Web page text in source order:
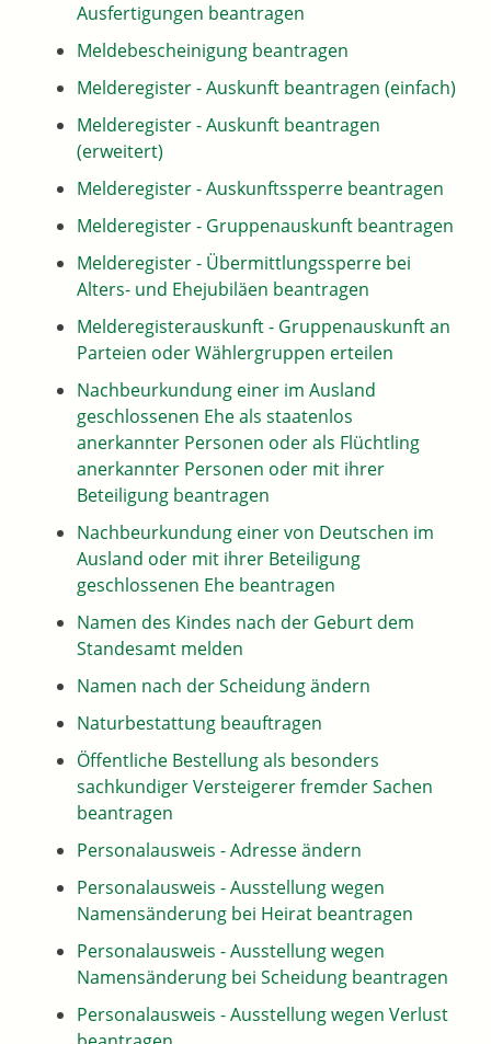
Ausfertigungen beantragen
Meldebescheinigung beantragen
Melderegister - Auskunft beantragen (einfach)
Melderegister - Auskunft beantragen
(erweitert)
Melderegister - Auskunftssperre beantragen
Melderegister - Gruppenauskunft beantragen
Melderegister - Übermittlungssperre bei
Alters- und Ehejubiläen beantragen
Melderegisterauskunft - Gruppenauskunft an
Parteien oder Wählergruppen erteilen
Nachbeurkundung einer im Ausland
geschlossenen Ehe als staatenlos
anerkannter Personen oder als Flüchtling
anerkannter Personen oder mit ihrer
Beteiligung beantragen
Nachbeurkundung einer von Deutschen im
Ausland oder mit ihrer Beteiligung
geschlossenen Ehe beantragen
Namen des Kindes nach der Geburt dem
Standesamt melden
Namen nach der Scheidung ändern
Naturbestattung beauftragen
Öffentliche Bestellung als besonders
sachkundiger Versteigerer fremder Sachen
beantragen
Personalausweis - Adresse ändern
Personalausweis - Ausstellung wegen
Namensänderung bei Heirat beantragen
Personalausweis - Ausstellung wegen
Namensänderung bei Scheidung beantragen
Personalausweis - Ausstellung wegen Verlust